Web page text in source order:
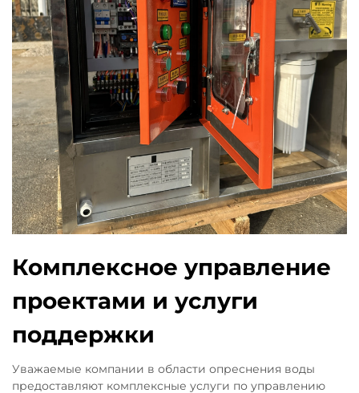
Комплексное управление
проектами и услуги
поддержки
Уважаемые компании в области опреснения воды
предоставляют комплексные услуги по управлению